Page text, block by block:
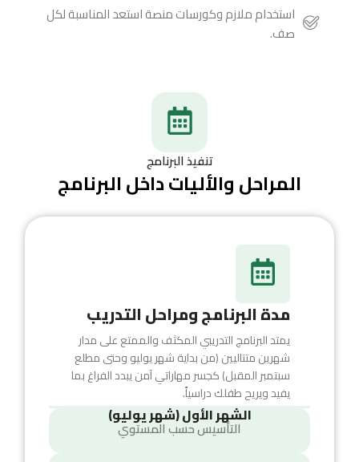
استخدام ملازم وكورسات منصة استعد المناسبة لكل
صف.
تنفيذ البرنامج
المراحل والأليات داخل البرنامج
مدة البرنامج ومراحل التدريب
يمتد البرنامج التدريبي المكثف والممتع على مدار
شهرين متتاليين (من بداية شهر يوليو وحتى مطلع
سبتمبر المقبل) كجسر مهاراتي آمن يبدد الفراغ بما
يفيد ويريح طفلك دراسياً.
الشهر الأول (شهر يوليو)
التأسيس حسب المستوي